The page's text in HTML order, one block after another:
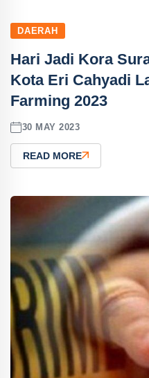
DAERAH
Hari Jadi Kora
Kota Eri Cahyadi
Farming 2023
30 MAY 2023
READ MORE